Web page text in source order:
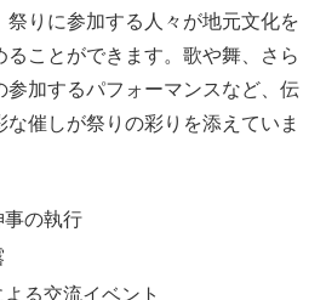
祭りに参加する人々が地元文化を
ことができます。歌や舞、さら
参加するパフォーマンスなど、伝
催しが祭りの彩りを添えていま
事の執行
る交流イベント